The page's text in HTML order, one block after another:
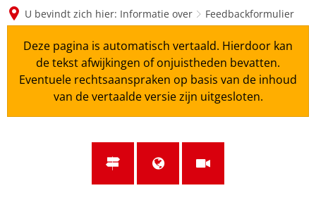
U bevindt zich hier: Informatie over Feedbackformulier
Deze pagina is automatisch vertaald. Hierdoor kan
de tekst afwijkingen of onjuistheden bevatten.
Eventuele rechtsaanspraken op basis van de inhoud
van de vertaalde versie zijn uitgesloten.